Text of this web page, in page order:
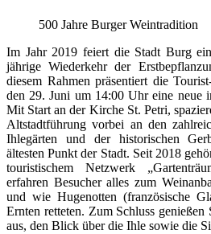
500 Jahre Burger Weintradition
Im Jahr 2019 feiert die Stadt Burg
jährige Wiederkehr der
diesem Rahmen präsentiert die
den 29. Juni um 14:00 Uhr eine neue
Mit Start an der Kirche St. Petri,
Altstadtführung vorbei an den
Ihlegärten und der historischen
ältesten Punkt der Stadt. Seit 2018
touristischem Netzwerk
erfahren Besucher alles zum
und wie Hugenotten (französische
Ernten retteten. Zum Schluss
aus, den Blick über die Ihle sowie die